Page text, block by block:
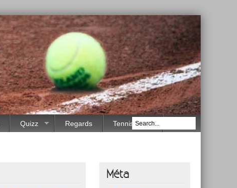
Quizz Regards Tennis Race
Méta